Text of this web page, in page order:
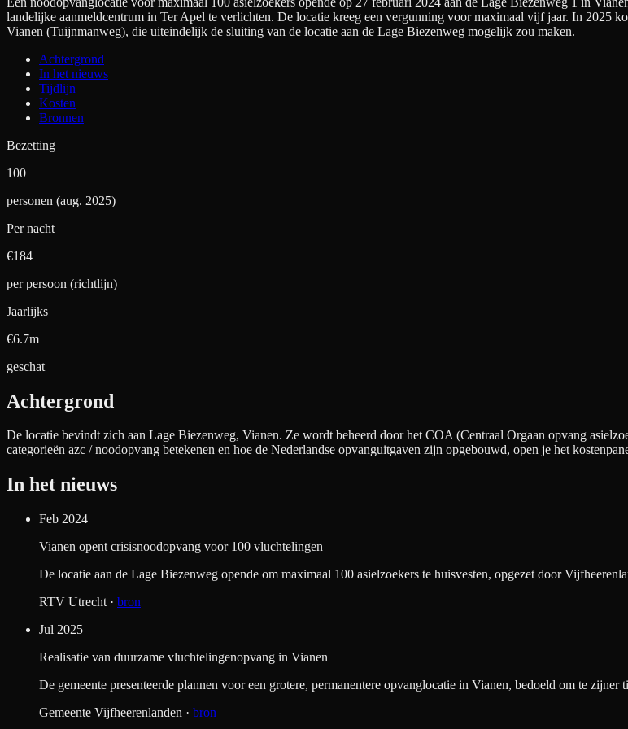
landelijke aanmeldcentrum in Ter Apel te verlichten. De locatie kreeg een vergunning voor maximaal vijf jaar. In 2025
Vianen (Tuijnmanweg), die uiteindelijk de sluiting van de locatie aan de Lage Biezenweg mogelijk zou maken.
Achtergrond
In het nieuws
Tijdlijn
Kosten
Bronnen
Bezetting
100
personen (aug. 2025)
Per nacht
€184
per persoon (richtlijn)
Jaarlijks
€6.7m
geschat
Achtergrond
De locatie bevindt zich aan Lage Biezenweg, Vianen. Ze wordt beheerd door het COA (Centraal Orgaan opvang
categorieën azc / noodopvang betekenen en hoe de Nederlandse opvanguitgaven zijn opgebouwd, open je het
In het nieuws
Feb 2024
Vianen opent crisisnoodopvang voor 100 vluchtelingen
De locatie aan de Lage Biezenweg opende om maximaal 100 asielzoekers te huisvesten, opgezet door
RTV Utrecht · bron
Jul 2025
Realisatie van duurzame vluchtelingenopvang in Vianen
De gemeente presenteerde plannen voor een grotere, permanentere opvanglocatie in Vianen, bedoeld om te
Gemeente Vijfheerenlanden · bron